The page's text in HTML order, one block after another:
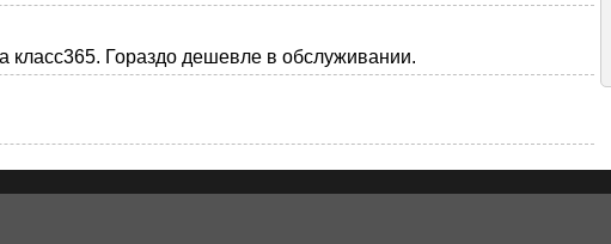
класс365. Гораздо дешевле в обслуживании.